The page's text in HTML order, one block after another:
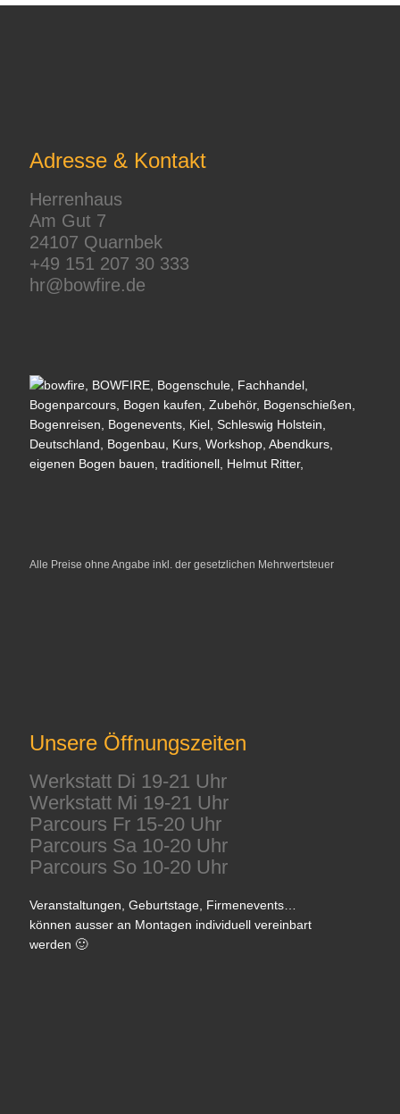
Adresse & Kontakt
Herrenhaus
Am Gut 7
24107 Quarnbek
+49 151 207 30 333
hr@bowfire.de
Alle Preise ohne Angabe inkl. der gesetzlichen Mehrwertsteuer
Unsere Öffnungszeiten
Werkstatt Di 19-21 Uhr
Werkstatt Mi 19-21 Uhr
Parcours Fr 15-20 Uhr
Parcours Sa 10-20 Uhr
Parcours So 10-20 Uhr
Veranstaltungen, Geburtstage, Firmenevents…
können ausser an Montagen individuell vereinbart
werden 🙂